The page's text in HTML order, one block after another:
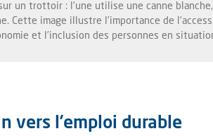
un trottoir : l’une utilise une canne
Cette image illustre l’importance de
et l’inclusion des personnes en
vers l’emploi durable